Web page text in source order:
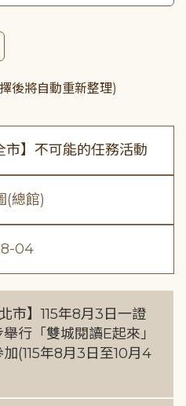
後將自動重新整理)
市】不可能的任務活動
(總館)
04
市】115年8月3日一證
行「雙城閱讀E起來」
(115年8月3日至10月4